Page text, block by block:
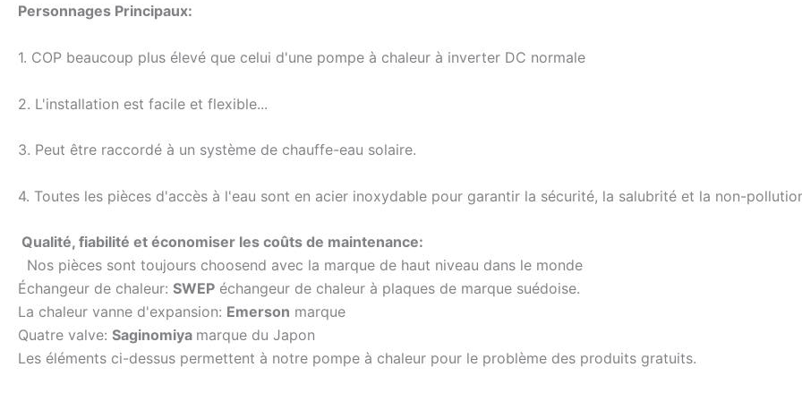
Personnages Principaux:
1. COP beaucoup plus élevé que celui d'une pompe à chaleur à inverter DC normale
2. L'installation est facile et flexible...
3. Peut être raccordé à un système de chauffe-eau solaire.
4. Toutes les pièces d'accès à l'eau sont en acier inoxydable pour garantir la sécurité, la salubrité et la non-
Qualité, fiabilité et économiser les coûts de maintenance:
Nos pièces sont toujours choosend avec la marque de haut niveau dans le monde
Échangeur de chaleur: SWEP échangeur de chaleur à plaques de marque suédoise.
La chaleur vanne d'expansion: Emerson marque
Quatre valve: Saginomiya marque du Japon
Les éléments ci-dessus permettent à notre pompe à chaleur pour le problème des produits gratuits.